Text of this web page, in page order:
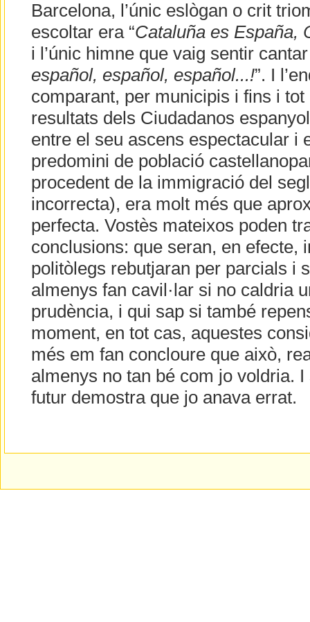
Barcelona, l’únic eslògan o crit
escoltar era “Cataluña es España,
i l’únic himne que vaig sentir
español, español, español...!”. I
comparant, per municipis i fins i
resultats dels Ciudadanos
entre el seu ascens espectacular i
predomini de població
procedent de la immigració del
incorrecta), era molt més que
perfecta. Vostès mateixos poden
conclusions: que seran, en efecte,
politòlegs rebutjaran per parcials i
almenys fan cavil·lar si no caldria
prudència, i qui sap si també
moment, en tot cas, aquestes
més em fan concloure que això,
almenys no tan bé com jo voldria.
futur demostra que jo anava errat.